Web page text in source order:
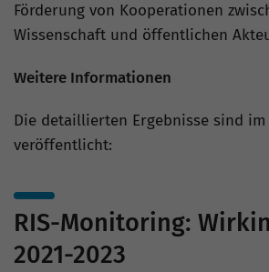
Förderung von Kooperationen
Wissenschaft und öffentlichen
Weitere Informationen
Die detaillierten Ergebnisse sind im
veröffentlicht:
RIS-Monitoring:
2021-2023